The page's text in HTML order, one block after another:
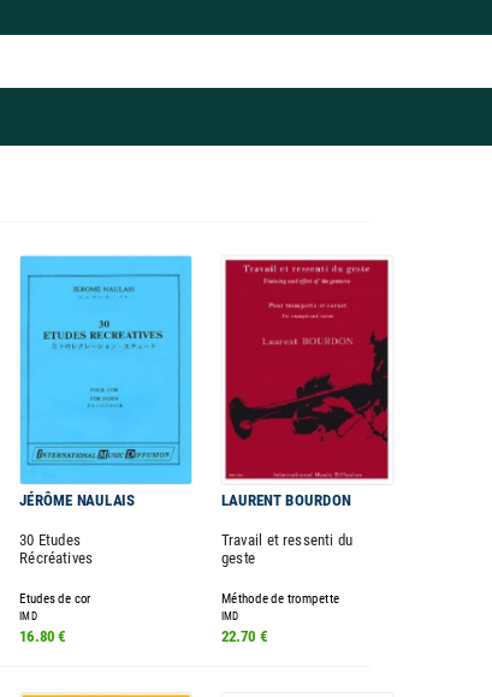
JÉRÔME NAULAIS LAURENT BOURDON
30 Etudes
Récréatives
Travail et ressenti du
geste
Etudes de cor Méthode de trompette
IMD IMD
16.80 € 22.70 €